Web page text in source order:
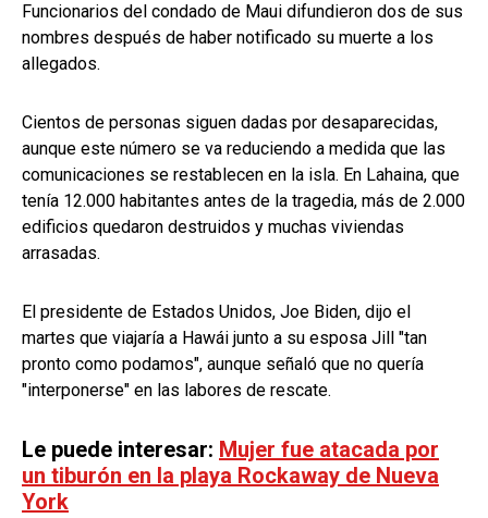
Funcionarios del condado de Maui difundieron dos de sus
nombres después de haber notificado su muerte a los
allegados.
Cientos de personas siguen dadas por desaparecidas,
aunque este número se va reduciendo a medida que las
comunicaciones se restablecen en la isla. En Lahaina, que
tenía 12.000 habitantes antes de la tragedia, más de 2.000
edificios quedaron destruidos y muchas viviendas
arrasadas.
El presidente de Estados Unidos, Joe Biden, dijo el
martes que viajaría a Hawái junto a su esposa Jill "tan
pronto como podamos", aunque señaló que no quería
"interponerse" en las labores de rescate.
Le puede interesar: Mujer fue atacada por
un tiburón en la playa Rockaway de Nueva
York